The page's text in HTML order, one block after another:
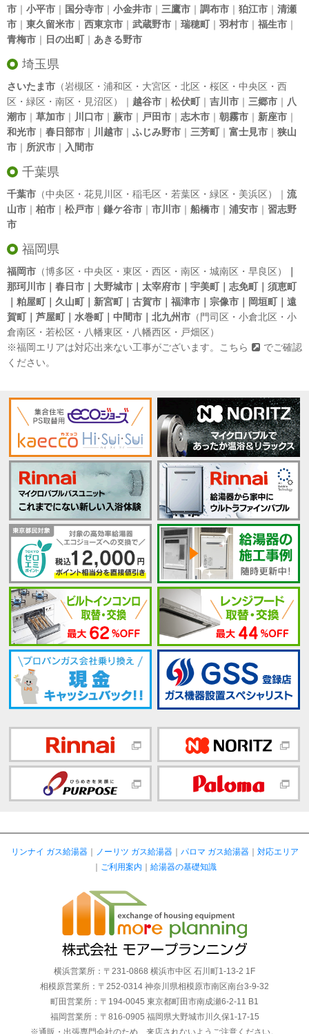
市 ｜ 小平市 ｜ 国分寺市 ｜ 小金井市 ｜ 三鷹市 ｜ 調布市 ｜ 狛江市 ｜ 清瀬
市 ｜ 東久留米市 ｜ 西東京市 ｜ 武蔵野市 ｜ 瑞穂町｜ 羽村市 ｜ 福生市 ｜
青梅市 ｜ 日の出町｜ あきる野市
埼玉県
さいたま市 （岩槻区・浦和区・大宮区・北区・桜区・中央区・西
区・緑区・南区・見沼区）｜ 越谷市 ｜ 松伏町｜ 吉川市 ｜ 三郷市 ｜ 八
潮市 ｜ 草加市 ｜ 川口市 ｜ 蕨市 ｜ 戸田市 ｜ 志木市 ｜ 朝霧市 ｜ 新座市 ｜
和光市 ｜ 春日部市 ｜ 川越市 ｜ ふじみ野市 ｜ 三芳町｜ 富士見市 ｜ 狭山
市 ｜ 所沢市 ｜ 入間市
千葉県
千葉市 （中央区・花見川区・稲毛区・若葉区・緑区・美浜区）｜ 流
山市 ｜ 柏市 ｜ 松戸市 ｜ 鎌ケ谷市 ｜ 市川市 ｜ 船橋市 ｜ 浦安市 ｜ 習志野
市
福岡県
福岡市 （博多区・中央区・東区・西区・南区・城南区・早良区）
那珂川市｜春日市｜大野城市｜太宰府市｜宇美町｜志免町｜須恵町
｜粕屋町｜久山町｜新宮町｜古賀市｜福津市｜宗像市｜岡垣町｜遠
賀町｜芦屋町｜水巻町｜中間市｜北九州市 （門司区・小倉北区・小
倉南区・若松区・八幡東区・八幡西区・戸畑区）
※福岡エリアは対応出来ない工事がございます。
こちら
でご確認
ください。
リンナイ ガス給湯器｜ ノーリツ ガス給湯器｜ パロマ ガス給湯器｜ 対応エリア
｜ ご利用案内 ｜ 給湯器の基礎知識
横浜営業所：〒231-0868 横浜市中区 石川町1-13-2 1F
相模原営業所：〒252-0314 神奈川県相模原市南区南台3-9-32
町田営業所：〒194-0045 東京都町田市南成瀬6-2-11 B1
福岡営業所：〒816-0905 福岡県大野城市川久保1-17-15
※通販・出張専門会社のため、来店されないようご注意ください。